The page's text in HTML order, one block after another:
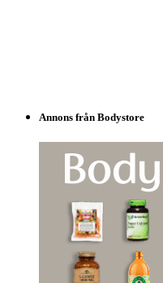
Annons från Bodystore